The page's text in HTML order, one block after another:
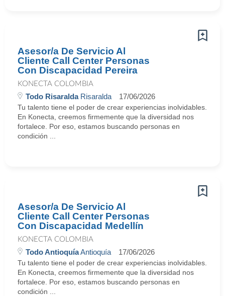
Asesor/a De Servicio Al
Cliente Call Center Personas
Con Discapacidad Pereira
KONECTA COLOMBIA
Todo RisaraldaRisaralda 17/06/2026
Tu talento tiene el poder de crear experiencias inolvidables.
En Konecta, creemos firmemente que la diversidad nos
fortalece. Por eso, estamos buscando personas en
condición ...
Asesor/a De Servicio Al
Cliente Call Center Personas
Con Discapacidad Medellín
KONECTA COLOMBIA
Todo AntioquíaAntioquía 17/06/2026
Tu talento tiene el poder de crear experiencias inolvidables.
En Konecta, creemos firmemente que la diversidad nos
fortalece. Por eso, estamos buscando personas en
condición ...